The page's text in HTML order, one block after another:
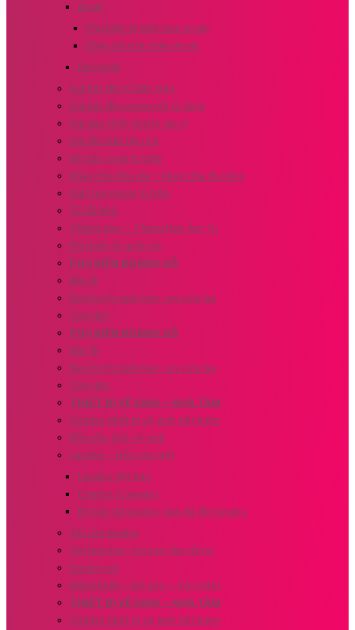
Aroki
Phụ kiện tủ bếp Inox Aroki
Chậu vòi rửa chén Aroki
Eurogold
Giá bát đĩa tủ bếp trên
Giá bát đĩa xoong nồi tủ dưới
Giá dao thớt chai lọ gia vị
Giá để chất tẩy rửa
Kệ góc xoay tủ bếp
Khay chia thìa nĩa – khay chia đa năng
Giá treo ngoài tủ bếp
Tủ đồ khô
Thùng gạo – Thùng Rác Âm Tủ
Phụ kiện tủ quần áo
PHỤ KIỆN NGÀNH GỖ
Bản lề
Ray trượt ngăn kéo, ray cửa lùa
Tay nắm
PHỤ KIỆN NGÀNH GỖ
Bản lề
Ray trượt ngăn kéo, ray cửa lùa
Tay nắm
THIẾT BỊ VỆ SINH – NHÀ TẮM
Combo thiết bị vệ sinh tiết kiệm
Bồn cầu, bệt vệ sinh
Lavabo – Bồn rửa mặt
Lavabo đặt bàn
Combo tủ lavabo
Bộ bàn đá lavabo, bàn đá đặt lavabo
Vòi rửa lavabo
Vòi hoa sen, Vòi sen tắm đứng
Gương soi
Máng khăn – kệ góc – Vòi toilet
THIẾT BỊ VỆ SINH – NHÀ TẮM
Combo thiết bị vệ sinh tiết kiệm